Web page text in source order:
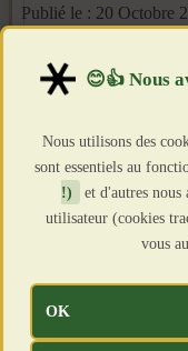
Publié le : 20 Octobre
Clics : 2331
Nous utilisons des
sont essentiels au
!)
et d'autres
utilisateur (cookies
vous
OK